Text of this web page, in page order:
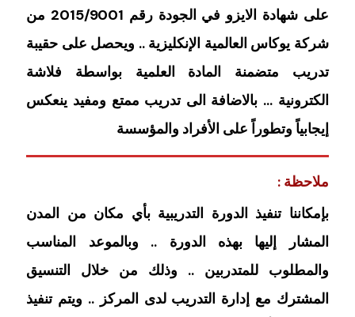
على شهادة الايزو في الجودة رقم 2015/9001 من
شركة يوكاس العالمية الإنكليزية .. ويحصل على حقيبة
تدريب متضمنة المادة العلمية بواسطة فلاشة
الكترونية … بالاضافة الى تدريب ممتع ومفيد ينعكس
إيجابياً وتطوراً على الأفراد والمؤسسة
ملاحظة :
بإمكاننا تنفيذ الدورة التدريبية بأي مكان من المدن
المشار إليها بهذه الدورة .. وبالموعد المناسب
والمطلوب للمتدربين .. وذلك من خلال التنسيق
المشترك مع إدارة التدريب لدى المركز .. ويتم تنفيذ